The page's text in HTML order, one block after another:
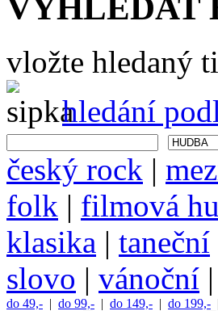
VYHLEDAT
vložte hledaný
hledání
český rock |
folk | filmová
klasika | taneční
slovo | vánoční |
do 49,- | do 99,- | do 149,- | do 199,-